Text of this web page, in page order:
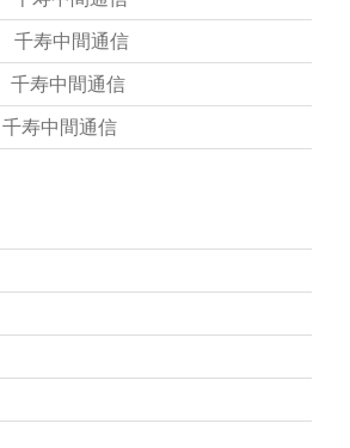
寿中間通信
寿中間通信
寿中間通信